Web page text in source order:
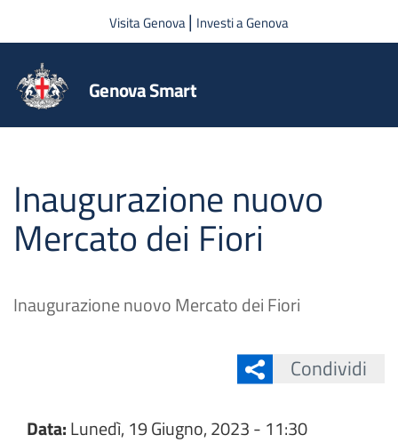
Salta al contenuto principale
Visita Genova| Investi a Genova
Genova Smart
Inaugurazione nuovo
Mercato dei Fiori
Inaugurazione nuovo Mercato dei Fiori
Condividi
Data:Lunedì, 19 Giugno, 2023 - 11:30